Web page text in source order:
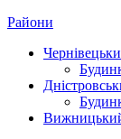
Райони